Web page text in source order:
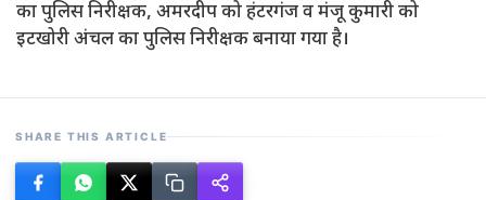
का पुलिस निरीक्षक, अमरदीप को हंटरगंज व मंजू कुमारी को
इटखोरी अंचल का पुलिस निरीक्षक बनाया गया है।
SHARE THIS ARTICLE